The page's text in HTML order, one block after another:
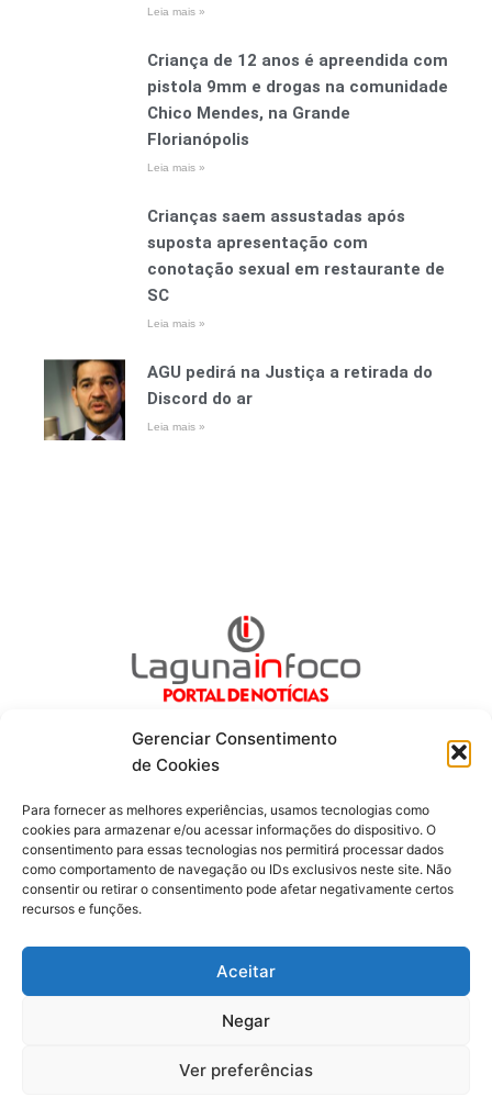
Gerenciar Consentimento
de Cookies
Para fornecer as melhores experiências, usamos tecnologias como
cookies para armazenar e/ou acessar informações do dispositivo. O
consentimento para essas tecnologias nos permitirá processar dados
como comportamento de navegação ou IDs exclusivos neste site. Não
consentir ou retirar o consentimento pode afetar negativamente certos
recursos e funções.
Aceitar
Negar
Ver preferências
Leia mais »
Criança de 12 anos é apreendida com
pistola 9mm e drogas na comunidade
Chico Mendes, na Grande
Florianópolis
Leia mais »
Crianças saem assustadas após
suposta apresentação com
conotação sexual em restaurante de
SC
Leia mais »
AGU pedirá na Justiça a retirada do
Discord do ar
Leia mais »
Fique por dentro de tudo!
Siga-nos
a
-
n
s
g
m
o
Desenvolvido por mktinfo.com.br